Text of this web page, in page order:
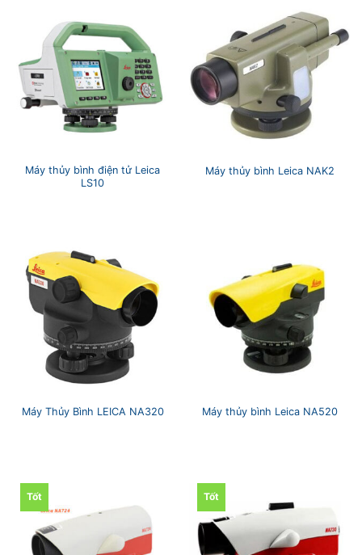
Máy thủy bình điện tử Leica
LS10
Máy thủy bình Leica NAK2
Máy Thủy Bình LEICA NA320 Máy thủy bình Leica NA520
Tốt Tốt